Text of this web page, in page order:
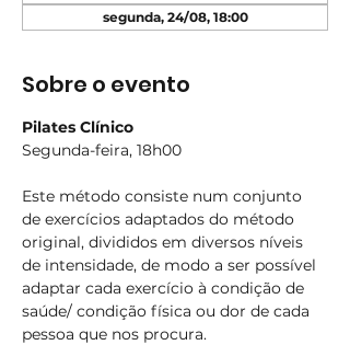
segunda, 24/08, 18:00
Sobre o evento
Pilates Clínico
Segunda-feira, 18h00
Este método consiste num conjunto
de exercícios adaptados do método
original, divididos em diversos níveis
de intensidade, de modo a ser possível
adaptar cada exercício à condição de
saúde/ condição física ou dor de cada
pessoa que nos procura.